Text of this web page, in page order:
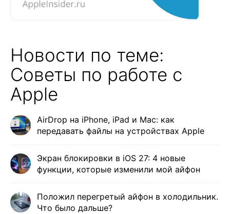
Новости по теме:
Советы по работе с
Apple
AirDrop на iPhone, iPad и Mac: как
передавать файлы на устройствах Apple
Экран блокировки в iOS 27: 4 новые
функции, которые изменили мой айфон
Положил перегретый айфон в холодильник.
Что было дальше?